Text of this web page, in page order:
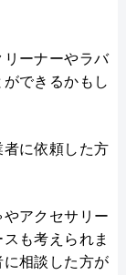
ーナーやラバ
できるかもし
に依頼した方
アクセサリー
も考えられま
相談した方が